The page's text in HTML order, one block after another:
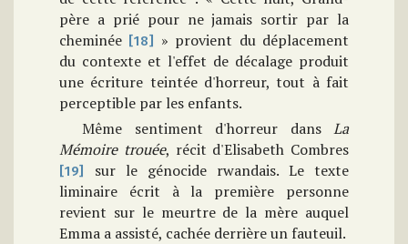
père a prié pour ne jamais sortir par la
cheminée [18]
» provient du déplacement
du contexte et l'effet de décalage produit
une écriture teintée d'horreur, tout à fait
perceptible par les enfants.
Même sentiment d'horreur dans La
Mémoire trouée, récit d'Elisabeth Combres
[19]
sur le génocide rwandais. Le texte
liminaire écrit à la première personne
revient sur le meurtre de la mère auquel
Emma a assisté, cachée derrière un fauteuil.